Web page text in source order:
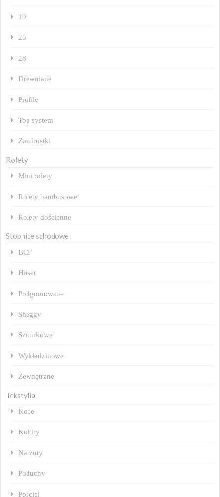
19
25
28
Drewniane
Profile
Top system
Zazdrostki
Rolety
Mini rolety
Rolety bambusowe
Rolety dościenne
Stopnice schodowe
BCF
Hitset
Podgumowane
Shaggy
Sznurkowe
Wykładzinowe
Zewnętrzne
Tekstylia
Koce
Kołdry
Narzuty
Poduchy
Pościel